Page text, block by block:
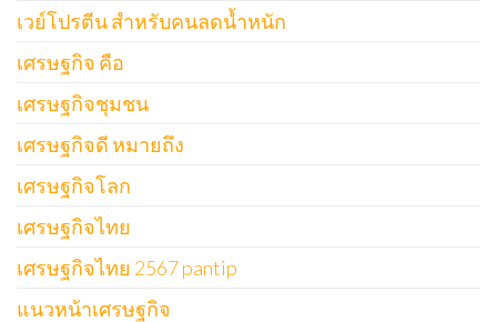
เวย์โปรตีน สำหรับคนลดน้ำหนัก
เศรษฐกิจ คือ
เศรษฐกิจชุมชน
เศรษฐกิจดี หมายถึง
เศรษฐกิจโลก
เศรษฐกิจไทย
เศรษฐกิจไทย 2567 pantip
แนวหน้าเศรษฐกิจ